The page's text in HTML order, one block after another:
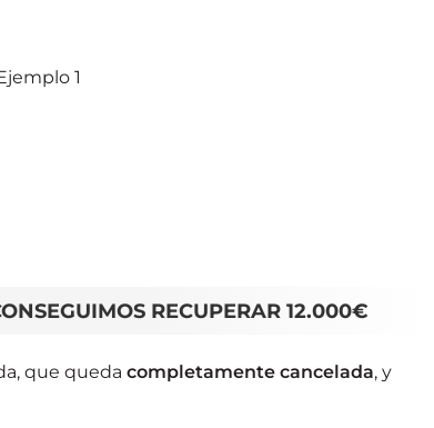
RECUPERAR 12.000€
que queda completamente cancelada, y